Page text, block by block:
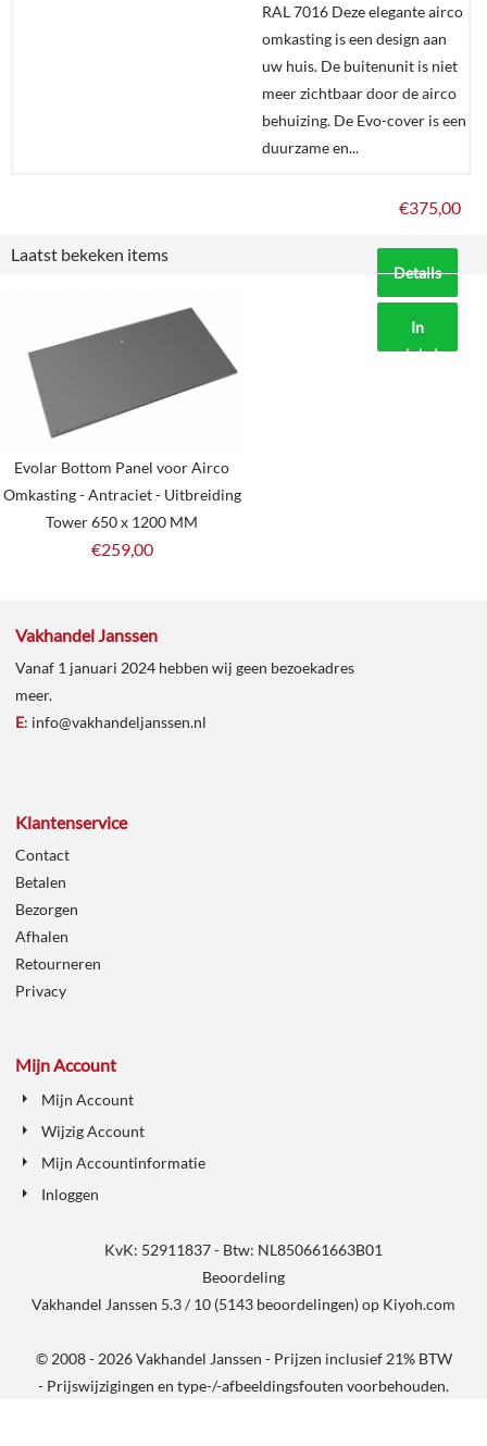
RAL 7016 Deze elegante airco
omkasting is een design aan
uw huis. De buitenunit is niet
meer zichtbaar door de airco
behuizing. De Evo-cover is een
duurzame en...
€375,00
Details
In
winkelmand
Laatst bekeken items
Evolar Bottom Panel voor Airco
Omkasting - Antraciet - Uitbreiding
Tower 650 x 1200 MM
€259,00
Vakhandel Janssen
Vanaf 1 januari 2024 hebben wij geen bezoekadres
meer.
E: info@vakhandeljanssen.nl
Klantenservice
Contact
Betalen
Bezorgen
Afhalen
Retourneren
Privacy
Mijn Account
Mijn Account
Wijzig Account
Mijn Accountinformatie
Inloggen
KvK: 52911837 - Btw: NL850661663B01
Beoordeling
Vakhandel Janssen 5.3/10 (5143 beoordelingen) op Kiyoh.com
© 2008 - 2026 Vakhandel Janssen - Prijzen inclusief 21% BTW
- Prijswijzigingen en type-/-afbeeldingsfouten voorbehouden.